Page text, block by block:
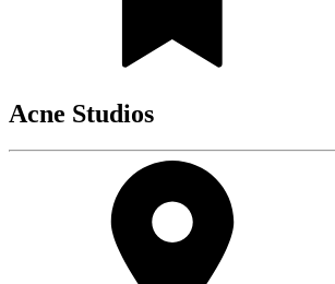
Acne Studios